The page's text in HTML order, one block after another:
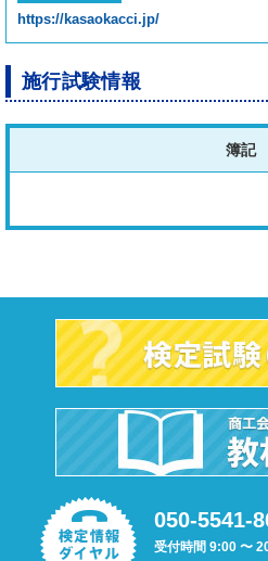
https://kasaokacci.jp/
施行試験情報
簿記
050-5541-
受付時間 9:00 〜